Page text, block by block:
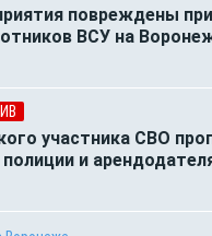
повреждены
ВСУ на
участника СВО
полиции и